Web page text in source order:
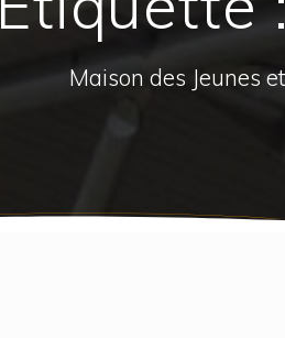
Maison des Jeunes